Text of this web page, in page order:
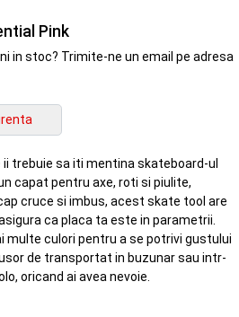
Pink
in stoc? Trimite-ne un email pe adresa
trebuie sa iti mentina skateboard-ul
capat pentru axe, roti si piulite,
cruce si imbus, acest skate tool are
ca placa ta este in parametrii.
multe culori pentru a se potrivi gustului
de transportat in buzunar sau intr-
oricand ai avea nevoie.